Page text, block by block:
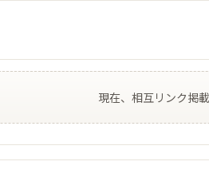
現在、相互リンク掲